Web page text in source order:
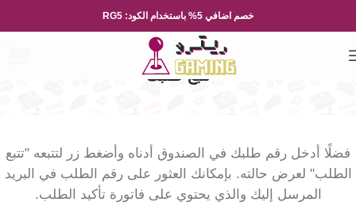
خصم اضافي 5% باستخدام الكود: RG5
تتبع طلبك
فضلًا أدخل رقم طلبك في الصندوق أدناه وأضغط زر لتتبعه "تتبع
الطلب" لعرض حالته. بإمكانك العثور على رقم الطلب في البريد
المرسل إليك والذي يحتوي على فاتورة تأكيد الطلب.